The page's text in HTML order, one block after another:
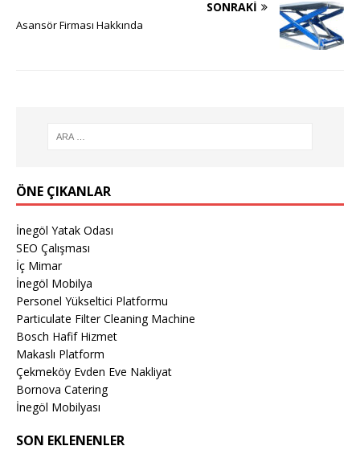
SONRAKI
Asansör Firması Hakkında
ÖNE ÇIKANLAR
İnegöl Yatak Odası
SEO Çalışması
İç Mimar
İnegöl Mobilya
Personel Yükseltici Platformu
Particulate Filter Cleaning Machine
Bosch Hafif Hizmet
Makaslı Platform
Çekmeköy Evden Eve Nakliyat
Bornova Catering
İnegöl Mobilyası
SON EKLENENLER